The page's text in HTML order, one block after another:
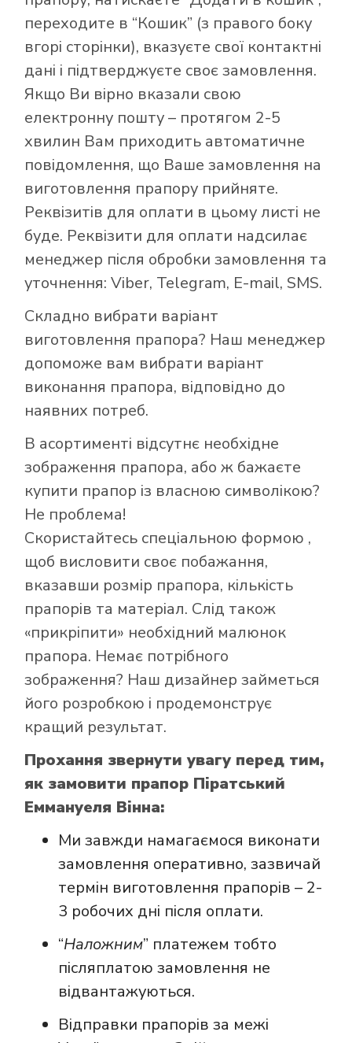
переходите в “Кошик” (з правого боку
вгорі сторінки), вказуєте свої контактні
дані і підтверджуєте своє замовлення.
Якщо Ви вірно вказали свою
електронну пошту – протягом 2-5
хвилин Вам приходить автоматичне
повідомлення, що Ваше замовлення на
виготовлення прапору прийняте.
Реквізитів для оплати в цьому листі не
буде. Реквізити для оплати надсилає
менеджер після обробки замовлення та
уточнення: Viber, Telegram, E-mail, SMS.
Складно вибрати варіант
виготовлення прапора? Наш менеджер
допоможе вам вибрати варіант
виконання прапора, відповідно до
наявних потреб.
В асортименті відсутнє необхідне
зображення прапора, або ж бажаєте
купити прапор із власною символікою?
Не проблема!
Скористайтесь спеціальною формою ,
щоб висловити своє побажання,
вказавши розмір прапора, кількість
прапорів та матеріал. Слід також
«прикріпити» необхідний малюнок
прапора. Немає потрібного
зображення? Наш дизайнер займеться
його розробкою і продемонструє
кращий результат.
Прохання звернути увагу перед тим,
як замовити прапор Піратський
Еммануеля Вінна:
Ми завжди намагаємося виконати
замовлення оперативно, зазвичай
термін виготовлення прапорів – 2-
3 робочих дні після оплати.
“Наложним” платежем тобто
післяплатою замовлення не
відвантажуються.
Відправки прапорів за межі
Як купити прапор
в інтернет-
магазині Лакор: